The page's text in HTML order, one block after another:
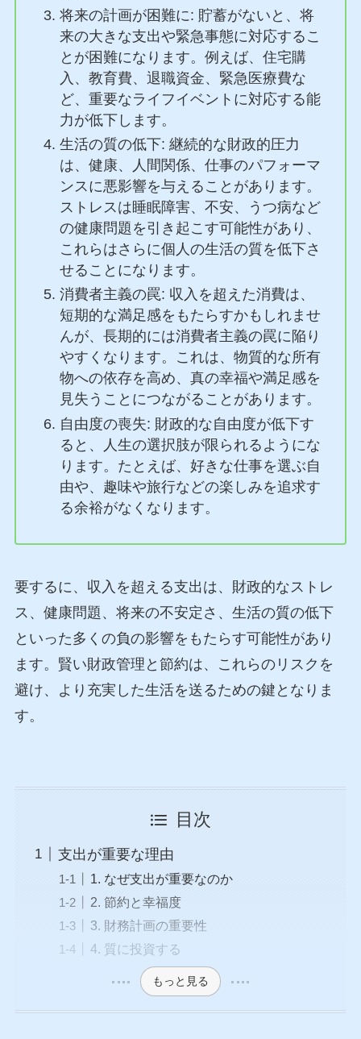
将来の計画が困難に: 貯蓄がないと、将
来の大きな支出や緊急事態に対応するこ
とが困難になります。例えば、住宅購
入、教育費、退職資金、緊急医療費な
ど、重要なライフイベントに対応する能
力が低下します。
生活の質の低下: 継続的な財政的圧力
は、健康、人間関係、仕事のパフォーマ
ンスに悪影響を与えることがあります。
ストレスは睡眠障害、不安、うつ病など
の健康問題を引き起こす可能性があり、
これらはさらに個人の生活の質を低下さ
せることになります。
消費者主義の罠: 収入を超えた消費は、
短期的な満足感をもたらすかもしれませ
んが、長期的には消費者主義の罠に陥り
やすくなります。これは、物質的な所有
物への依存を高め、真の幸福や満足感を
見失うことにつながることがあります。
自由度の喪失: 財政的な自由度が低下す
ると、人生の選択肢が限られるようにな
ります。たとえば、好きな仕事を選ぶ自
由や、趣味や旅行などの楽しみを追求す
る余裕がなくなります。
要するに、収入を超える支出は、財政的なストレ
ス、健康問題、将来の不安定さ、生活の質の低下
といった多くの負の影響をもたらす可能性があり
ます。賢い財政管理と節約は、これらのリスクを
避け、より充実した生活を送るための鍵となりま
す。
目次
支出が重要な理由
1. なぜ支出が重要なのか
2. 節約と幸福度
3. 財務計画の重要性
4. 質に投資する
もっと見る